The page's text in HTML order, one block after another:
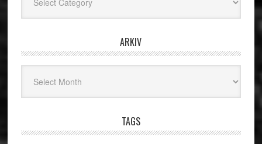
ARKIV
TAGS